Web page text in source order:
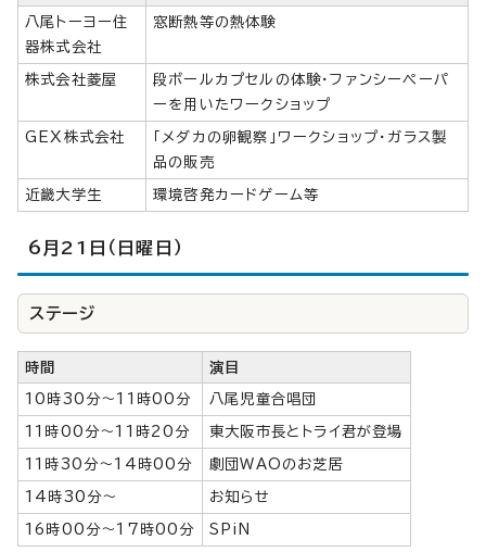
八尾トーヨー住
器株式会社
窓断熱等の熱体験
株式会社菱屋
段ボールカプセルの体験・ファンシーペーパ
ーを用いたワークショップ
GEX株式会社
「メダカの卵観察」ワークショップ・ガラス製
品の販売
近畿大学生 環境啓発カードゲーム等
6月21日（日曜日）
ステージ
時間 演目
10時30分～11時00分 八尾児童合唱団
11時00分～11時20分 東大阪市長とトライ君が登場
11時30分～14時00分 劇団WAOのお芝居
14時30分～ お知らせ
16時00分～17時00分 SPiN